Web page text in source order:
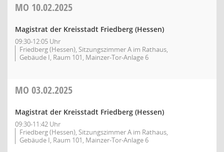
MO 10.02.2025
Magistrat der Kreisstadt Friedberg (Hessen)
09:30-12:05 Uhr
Friedberg (Hessen), Sitzungszimmer A im Rathaus,
Gebäude I, Raum 101, Mainzer-Tor-Anlage 6
MO 03.02.2025
Magistrat der Kreisstadt Friedberg (Hessen)
09:30-11:42 Uhr
Friedberg (Hessen), Sitzungszimmer A im Rathaus,
Gebäude I, Raum 101, Mainzer-Tor-Anlage 6